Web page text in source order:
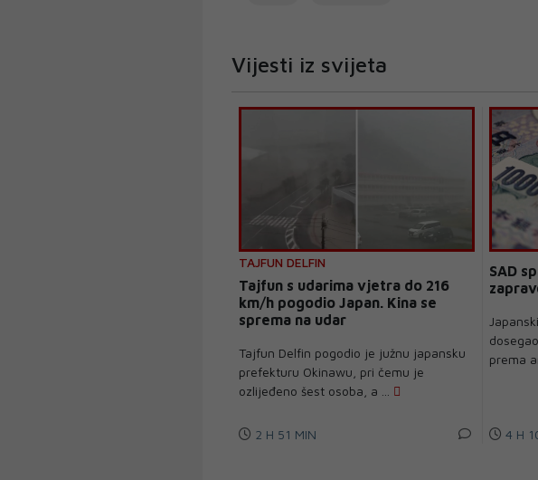
Vijesti iz svijeta
TAJFUN DELFIN
Tajfun s udarima vjetra do 216
km/h pogodio Japan. Kina se
sprema na udar
Tajfun Delfin pogodio je južnu japansku
prefekturu Okinawu, pri čemu je
ozlijeđeno šest osoba, a ...
2 H 51 MIN
SAD
prema
4 H